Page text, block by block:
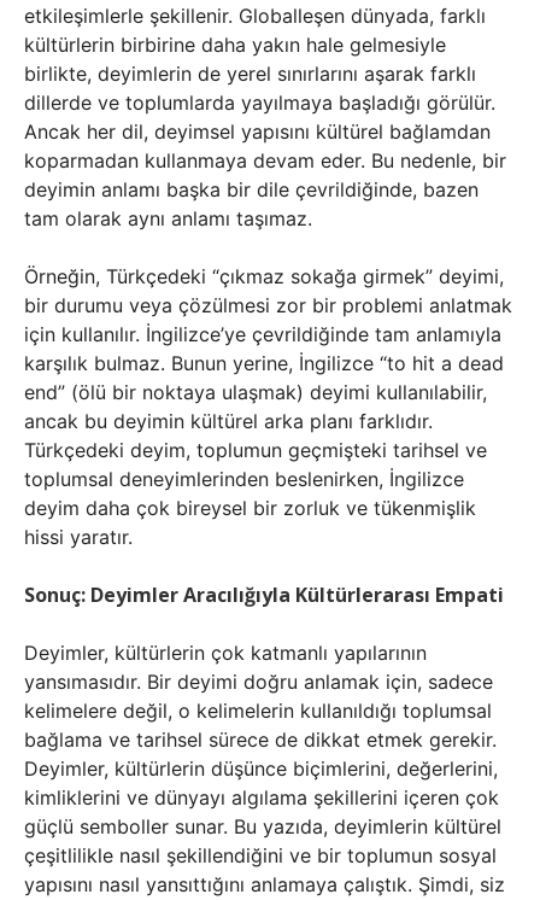
etkileşimlerle şekillenir. Globalleşen dünyada, farklı
kültürlerin birbirine daha yakın hale gelmesiyle
birlikte, deyimlerin de yerel sınırlarını aşarak farklı
dillerde ve toplumlarda yayılmaya başladığı görülür.
Ancak her dil, deyimsel yapısını kültürel bağlamdan
koparmadan kullanmaya devam eder. Bu nedenle, bir
deyimin anlamı başka bir dile çevrildiğinde, bazen
tam olarak aynı anlamı taşımaz.
Örneğin, Türkçedeki “çıkmaz sokağa girmek” deyimi,
bir durumu veya çözülmesi zor bir problemi anlatmak
için kullanılır. İngilizce’ye çevrildiğinde tam anlamıyla
karşılık bulmaz. Bunun yerine, İngilizce “to hit a dead
end” (ölü bir noktaya ulaşmak) deyimi kullanılabilir,
ancak bu deyimin kültürel arka planı farklıdır.
Türkçedeki deyim, toplumun geçmişteki tarihsel ve
toplumsal deneyimlerinden beslenirken, İngilizce
deyim daha çok bireysel bir zorluk ve tükenmişlik
hissi yaratır.
Sonuç: Deyimler Aracılığıyla Kültürlerarası Empati
Deyimler, kültürlerin çok katmanlı yapılarının
yansımasıdır. Bir deyimi doğru anlamak için, sadece
kelimelere değil, o kelimelerin kullanıldığı toplumsal
bağlama ve tarihsel sürece de dikkat etmek gerekir.
Deyimler, kültürlerin düşünce biçimlerini, değerlerini,
kimliklerini ve dünyayı algılama şekillerini içeren çok
güçlü semboller sunar. Bu yazıda, deyimlerin kültürel
çeşitlilikle nasıl şekillendiğini ve bir toplumun sosyal
yapısını nasıl yansıttığını anlamaya çalıştık. Şimdi, siz